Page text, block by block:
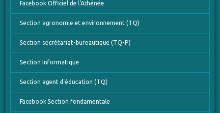
Facebook Officiel de l'Athénée
Section agronomie et environnement (TQ)
Section secrétariat-bureautique (TQ-P)
Section Informatique
Section agent d'éducation (TQ)
Facebook Section fondamentale